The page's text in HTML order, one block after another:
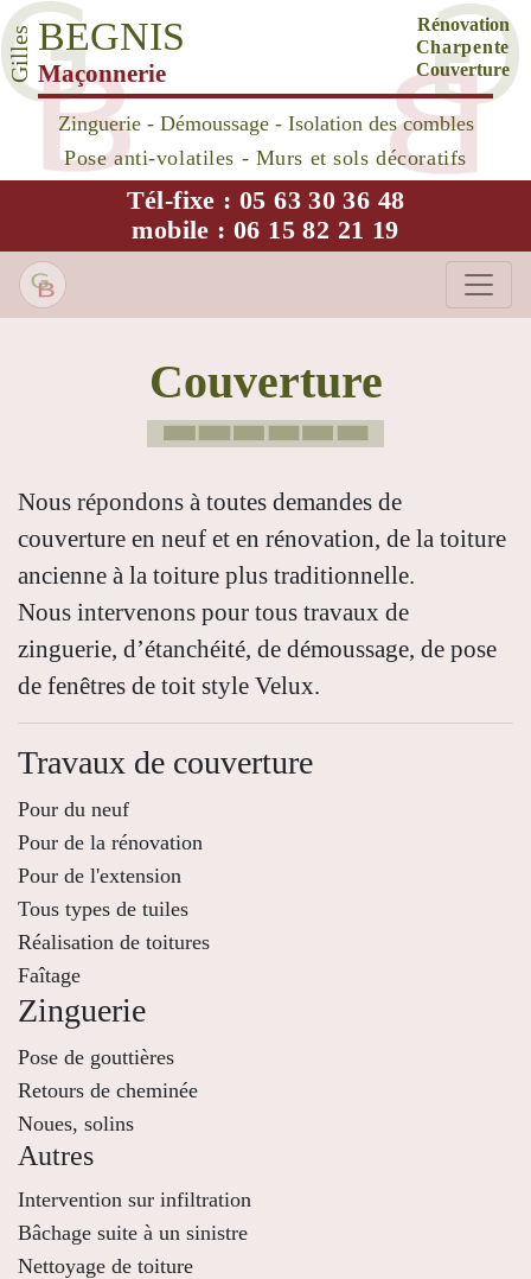
Gilles BEGNIS
Maçonnerie
Rénovation
Charpente
Couverture
Zinguerie - Démoussage - Isolation des combles
Pose anti-volatiles - Murs et sols décoratifs
Tél-fixe : 05 63 30 36 48
mobile : 06 15 82 21 19
Couverture
Nous répondons à toutes demandes de
couverture en neuf et en rénovation, de la toiture
ancienne à la toiture plus traditionnelle.
Nous intervenons pour tous travaux de
zinguerie, d’étanchéité, de démoussage, de pose
de fenêtres de toit style Velux.
Travaux de couverture
Pour du neuf
Pour de la rénovation
Pour de l'extension
Tous types de tuiles
Réalisation de toitures
Faîtage
Zinguerie
Pose de gouttières
Retours de cheminée
Noues, solins
Autres
Intervention sur infiltration
Bâchage suite à un sinistre
Nettoyage de toiture